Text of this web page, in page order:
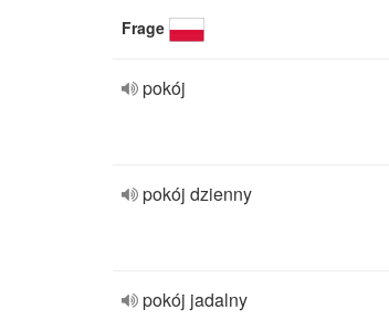
Frage
pokój
pokój dzienny
pokój jadalny